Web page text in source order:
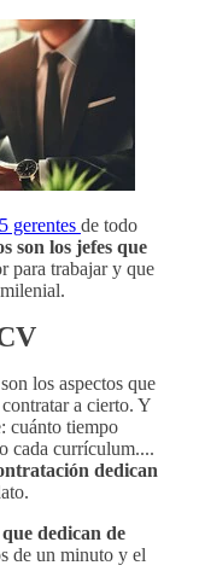
gerentes de todo
son los jefes que
para trabajar y que
los aspectos que
a cierto. Y
cuánto tiempo
cada currículum....
dedican
dedican de
de un minuto y el